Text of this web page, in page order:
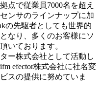
点で従業員7000名を超え
ンサのラインナップに加
の先駆者としても世界的
なり、多くのお客様にソ
いております。
ー株式会社として活動し
efector株式会社に社名変
スの提供に努めていま